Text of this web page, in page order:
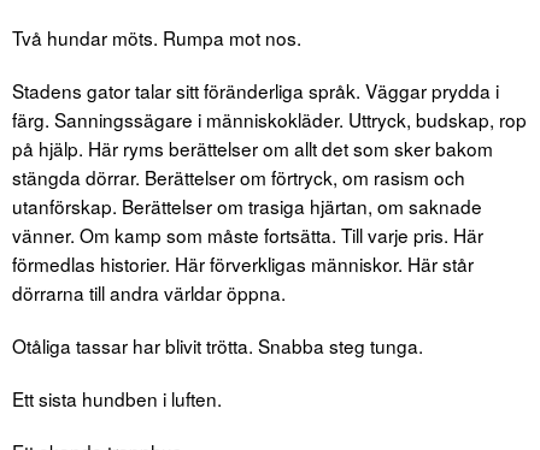
Två hundar möts. Rumpa mot nos.
Stadens gator talar sitt föränderliga språk. Väggar prydda i
färg. Sanningssägare i människokläder. Uttryck, budskap, rop
på hjälp. Här ryms berättelser om allt det som sker bakom
stängda dörrar. Berättelser om förtryck, om rasism och
utanförskap. Berättelser om trasiga hjärtan, om saknade
vänner. Om kamp som måste fortsätta. Till varje pris. Här
förmedlas historier. Här förverkligas människor. Här står
dörrarna till andra världar öppna.
Otåliga tassar har blivit trötta. Snabba steg tunga.
Ett sista hundben i luften.